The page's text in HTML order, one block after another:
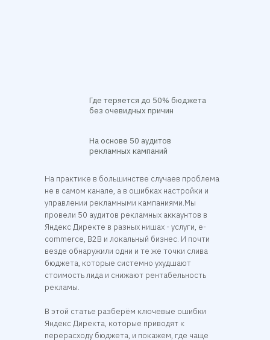
На основе 50 аудитов
рекламных кампаний
Где теряется до 50% бюджета
без очевидных причин
На практике в большинстве случаев проблема
не в самом канале, а в ошибках настройки и
управлении рекламными кампаниями.Мы
провели 50 аудитов рекламных аккаунтов в
Яндекс Директе в разных нишах - услуги, e-
commerce, B2B и локальный бизнес. И почти
везде обнаружили одни и те же точки слива
бюджета, которые системно ухудшают
стоимость лида и снижают рентабельность
рекламы.
В этой статье разберём ключевые ошибки
Яндекс Директа, которые приводят к
перерасходу бюджета, и покажем, где чаще